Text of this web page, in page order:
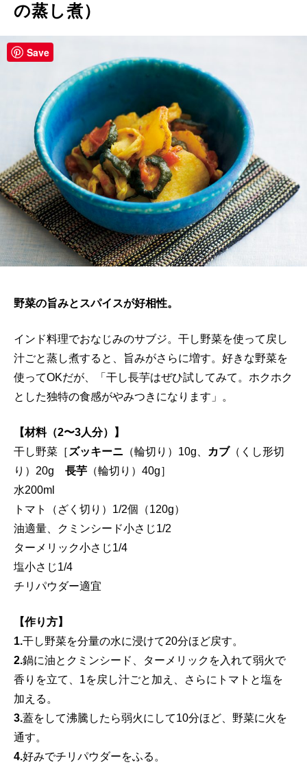
の蒸し煮）
野菜の旨みとスパイスが好相性。
インド料理でおなじみのサブジ。干し野菜を使って戻し
汁ごと蒸し煮すると、旨みがさらに増す。好きな野菜を
使ってOKだが、「干し長芋はぜひ試してみて。ホクホク
とした独特の食感がやみつきになります」。
【材料（2〜3人分）】
干し野菜［ ズッキーニ （輪切り）10g、 カブ（くし形切
り）20g 長芋 （輪切り）40g］
水200ml
トマト（ざく切り）1/2個（120g）
油適量、クミンシード小さじ1/2
ターメリック小さじ1/4
塩小さじ1/4
チリパウダー適宜
【作り方】
1.干し野菜を分量の水に浸けて20分ほど戻す。
2.鍋に油とクミンシード、ターメリックを入れて弱火で
香りを立て、1を戻し汁ごと加え、さらにトマトと塩を
加える。
3.蓋をして沸騰したら弱火にして10分ほど、野菜に火を
通す。
4.好みでチリパウダーをふる。
Save